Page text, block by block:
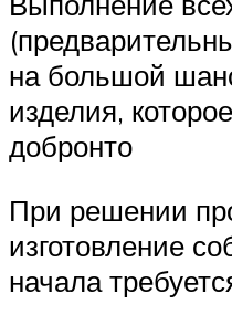
на большой
изделия,
добронто
При решении
изготовление
начала